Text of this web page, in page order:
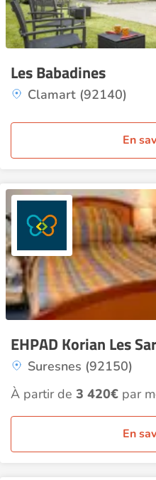
Les Babadines
Clamart (92140)
En
EHPAD Korian Les
Suresnes (92150)
À partir de 3 420€ par
En